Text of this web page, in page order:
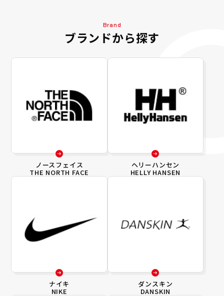
Brand
ブランドから探す
ノースフェイス
THE NORTH FACE
ヘリーハンセン
HELLY HANSEN
ナイキ
NIKE
ダンスキン
DANSKIN